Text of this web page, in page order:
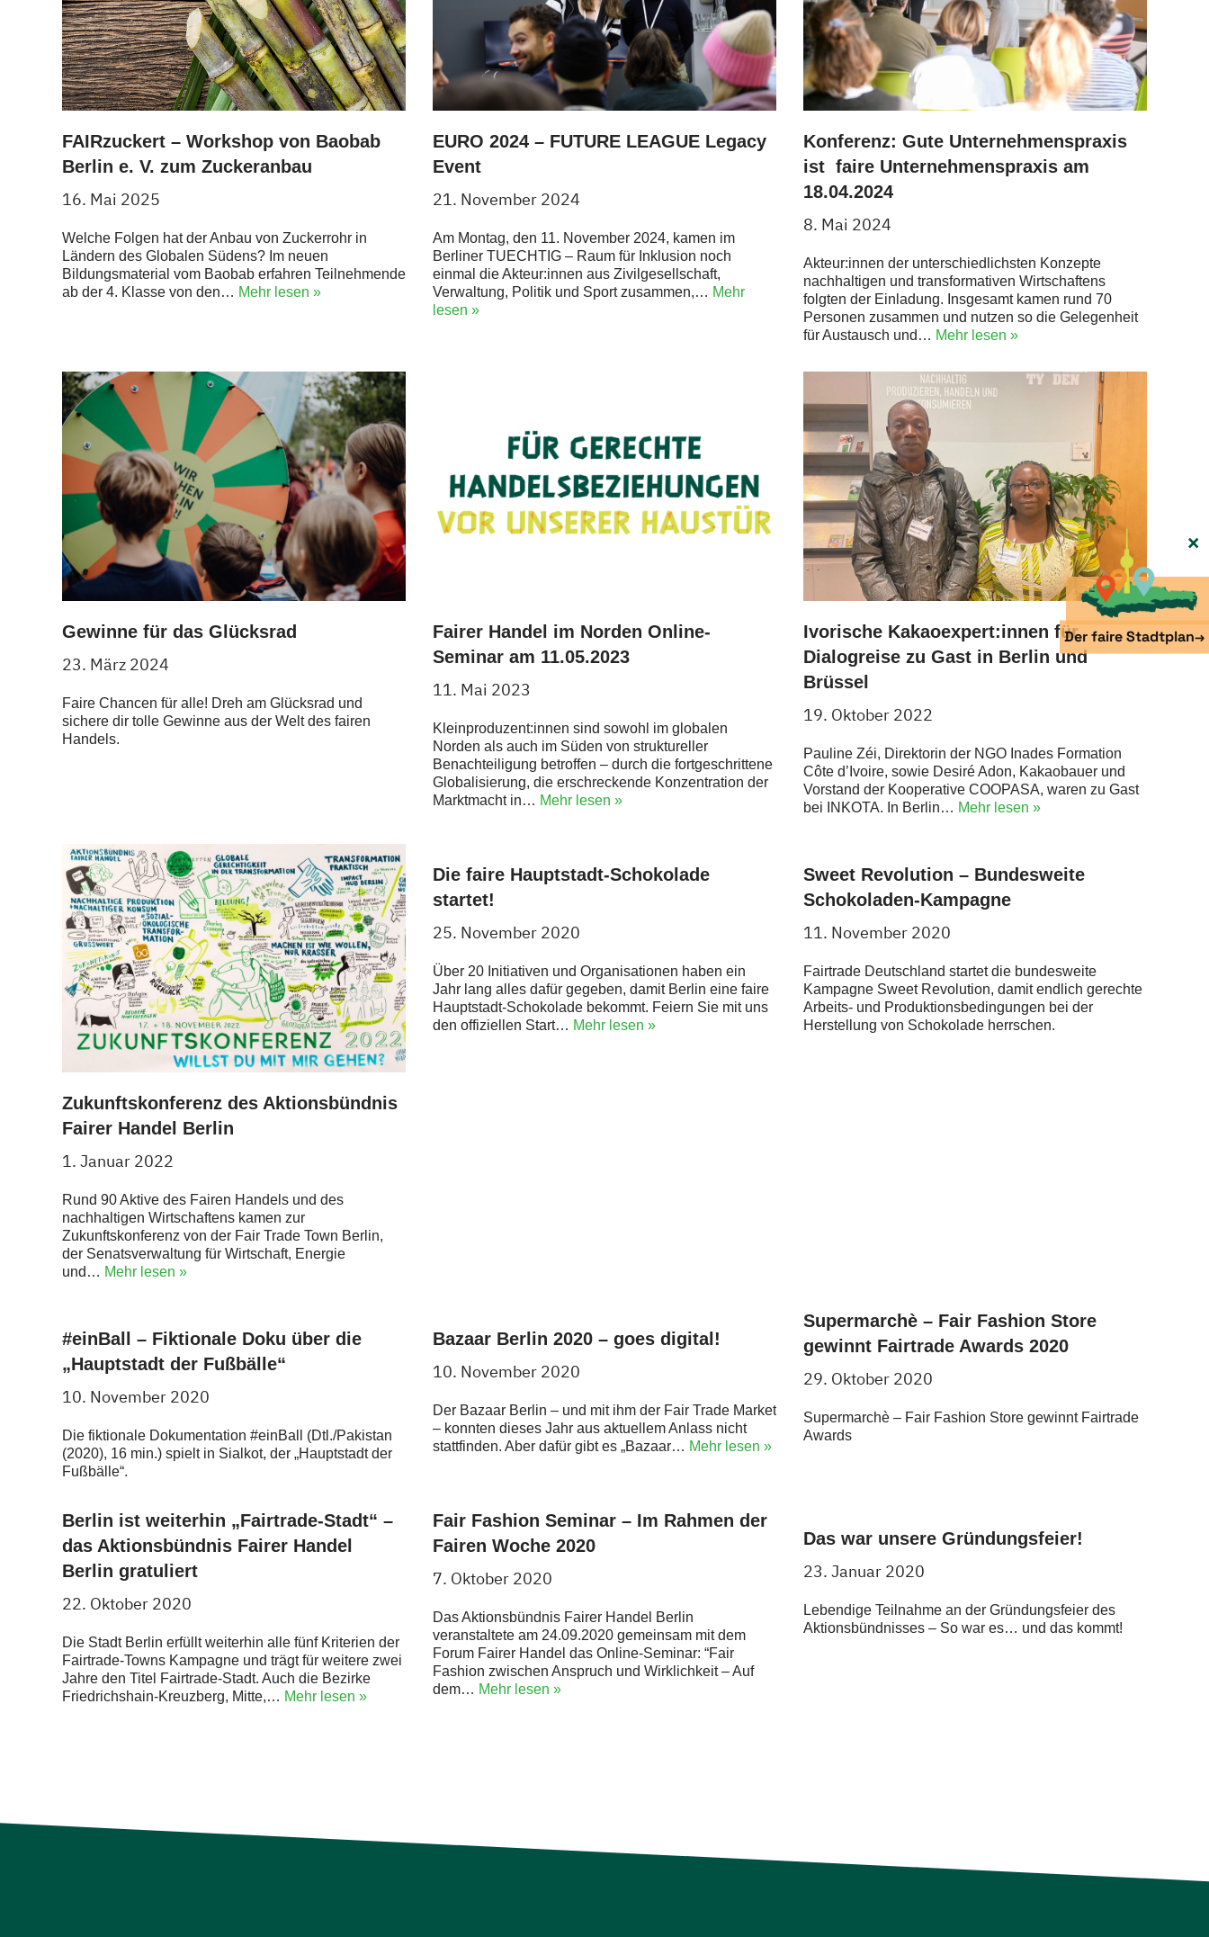
FAIRzuckert – Workshop von Baobab
Berlin e. V. zum Zuckeranbau
16. Mai 2025
Welche Folgen hat der Anbau von Zuckerrohr in
Ländern des Globalen Südens? Im neuen
Bildungsmaterial vom Baobab erfahren Teilnehmende
ab der 4. Klasse von den… Mehr lesen »
EURO 2024 – FUTURE LEAGUE Legacy
Event
21. November 2024
Am Montag, den 11. November 2024, kamen im
Berliner TUECHTIG – Raum für Inklusion noch
einmal die Akteur:innen aus Zivilgesellschaft,
Verwaltung, Politik und Sport zusammen,… Mehr
lesen »
Konferenz: Gute Unternehmenspraxis
ist faire Unternehmenspraxis am
18.04.2024
8. Mai 2024
Akteur:innen der unterschiedlichsten Konzepte
nachhaltigen und transformativen Wirtschaftens
folgten der Einladung. Insgesamt kamen rund 70
Personen zusammen und nutzen so die Gelegenheit
für Austausch und… Mehr lesen »
Gewinne für das Glücksrad
23. März 2024
Faire Chancen für alle! Dreh am Glücksrad und
sichere dir tolle Gewinne aus der Welt des fairen
Handels.
Fairer Handel im Norden Online-
Seminar am 11.05.2023
11. Mai 2023
Kleinproduzent:innen sind sowohl im globalen
Norden als auch im Süden von struktureller
Benachteiligung betroffen – durch die fortgeschrittene
Globalisierung, die erschreckende Konzentration der
Marktmacht in… Mehr lesen »
Ivorische Kakaoexpert:innen für
Dialogreise zu Gast in Berlin und
Brüssel
19. Oktober 2022
Pauline Zéi, Direktorin der NGO Inades Formation
Côte d’Ivoire, sowie Desiré Adon, Kakaobauer und
Vorstand der Kooperative COOPASA, waren zu Gast
bei INKOTA. In Berlin… Mehr lesen »
Zukunftskonferenz des Aktionsbündnis
Fairer Handel Berlin
1. Januar 2022
Rund 90 Aktive des Fairen Handels und des
nachhaltigen Wirtschaftens kamen zur
Zukunftskonferenz von der Fair Trade Town Berlin,
der Senatsverwaltung für Wirtschaft, Energie
und… Mehr lesen »
Die faire Hauptstadt-Schokolade
startet!
25. November 2020
Über 20 Initiativen und Organisationen haben ein
Jahr lang alles dafür gegeben, damit Berlin eine faire
Hauptstadt-Schokolade bekommt. Feiern Sie mit uns
den offiziellen Start… Mehr lesen »
Sweet Revolution – Bundesweite
Schokoladen-Kampagne
11. November 2020
Fairtrade Deutschland startet die bundesweite
Kampagne Sweet Revolution, damit endlich gerechte
Arbeits- und Produktionsbedingungen bei der
Herstellung von Schokolade herrschen.
#einBall – Fiktionale Doku über die
„Hauptstadt der Fußbälle“
10. November 2020
Die fiktionale Dokumentation #einBall (Dtl./Pakistan
(2020), 16 min.) spielt in Sialkot, der „Hauptstadt der
Fußbälle“.
Bazaar Berlin 2020 – goes digital!
10. November 2020
Der Bazaar Berlin – und mit ihm der Fair Trade Market
– konnten dieses Jahr aus aktuellem Anlass nicht
stattfinden. Aber dafür gibt es „Bazaar… Mehr lesen »
Supermarchè – Fair Fashion Store
gewinnt Fairtrade Awards 2020
29. Oktober 2020
Supermarchè – Fair Fashion Store gewinnt Fairtrade
Awards
Berlin ist weiterhin „Fairtrade-Stadt“ –
das Aktionsbündnis Fairer Handel
Berlin gratuliert
22. Oktober 2020
Die Stadt Berlin erfüllt weiterhin alle fünf Kriterien der
Fairtrade-Towns Kampagne und trägt für weitere zwei
Jahre den Titel Fairtrade-Stadt. Auch die Bezirke
Friedrichshain-Kreuzberg, Mitte,… Mehr lesen »
Fair Fashion Seminar – Im Rahmen der
Fairen Woche 2020
7. Oktober 2020
Das Aktionsbündnis Fairer Handel Berlin
veranstaltete am 24.09.2020 gemeinsam mit dem
Forum Fairer Handel das Online-Seminar: “Fair
Fashion zwischen Anspruch und Wirklichkeit – Auf
dem… Mehr lesen »
Das war unsere Gründungsfeier!
23. Januar 2020
Lebendige Teilnahme an der Gründungsfeier des
Aktionsbündnisses – So war es… und das kommt!
×
Der faire Stadtplan→